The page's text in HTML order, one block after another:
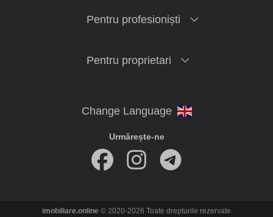
Pentru profesioniști
Pentru proprietari
Urmărește-ne
imobiliare.online © 2020-2026 Toate drepturile rezervate